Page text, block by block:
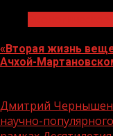
«Вторая жизнь
Ачхой-
Дмитрий
научно-